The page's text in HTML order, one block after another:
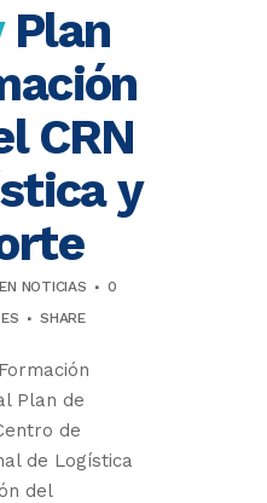
Plan
CRN
y
EN NOTICIAS
0
SHARE
Plan de
de
de Logística
del